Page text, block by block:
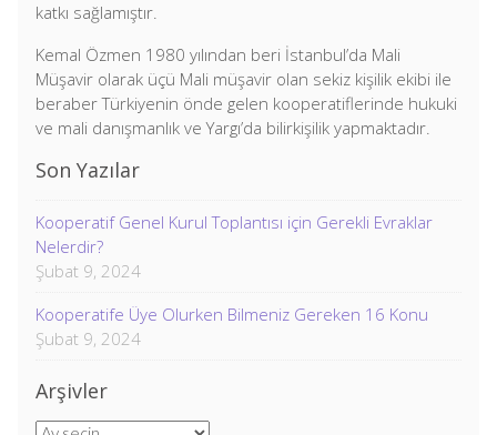
katkı sağlamıştır.
Kemal Özmen 1980 yılından beri İstanbul’da Mali
Müşavir olarak üçü Mali müşavir olan sekiz kişilik ekibi ile
beraber Türkiyenin önde gelen kooperatiflerinde hukuki
ve mali danışmanlık ve Yargı’da bilirkişilik yapmaktadır.
Son Yazılar
Kooperatif Genel Kurul Toplantısı için Gerekli Evraklar
Nelerdir?
Şubat 9, 2024
Kooperatife Üye Olurken Bilmeniz Gereken 16 Konu
Şubat 9, 2024
Arşivler